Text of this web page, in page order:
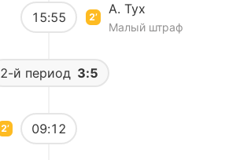
15:55 2’
А. Тух
Малый штраф
2-й период 3:5
2’ 09:12